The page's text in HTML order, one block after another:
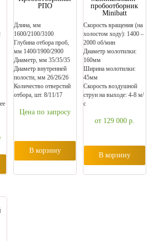
РПО
Длина, мм
1600/2100/3100
Глубина отбора проб,
мм 1400/1900/2900
Диаметр, мм 35/35/35
Диаметр внутренней
полости, мм 26/26/26
Количество отверстий
отбора, шт. 8/11/17
Цена по запросу
В корзину
пробоотборник
Minibatt
Скорость вращения (на
холостом ходу): 1400 –
2000 об/мин
Диаметр молотилки:
160мм
Ширина молотилки:
45мм
Скорость воздушной
струи на выходе: 4-8 м/
с
от 129 000 р.
В корзину